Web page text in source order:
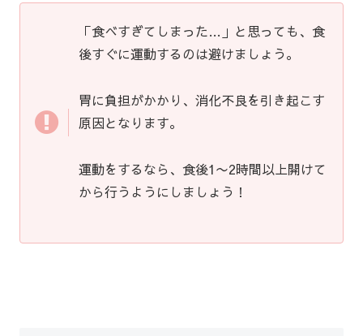
「食べすぎてしまった…」と思っても、食
後すぐに運動するのは避けましょう。
胃に負担がかかり、消化不良を引き起こす
原因となります。
運動をするなら、食後1〜2時間以上開けて
から行うようにしましょう！